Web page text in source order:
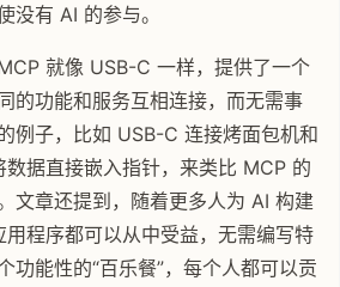
没有 AI 的参与。
就像 USB-C 一样，提供了一个
的功能和服务互相连接，而无需事
例子，比如 USB-C 连接烤面包机和
数据直接嵌入指针，来类比 MCP 的
文章还提到，随着更多人为 AI 构建
程序都可以从中受益，无需编写特
功能性的“百乐餐”，每个人都可以贡